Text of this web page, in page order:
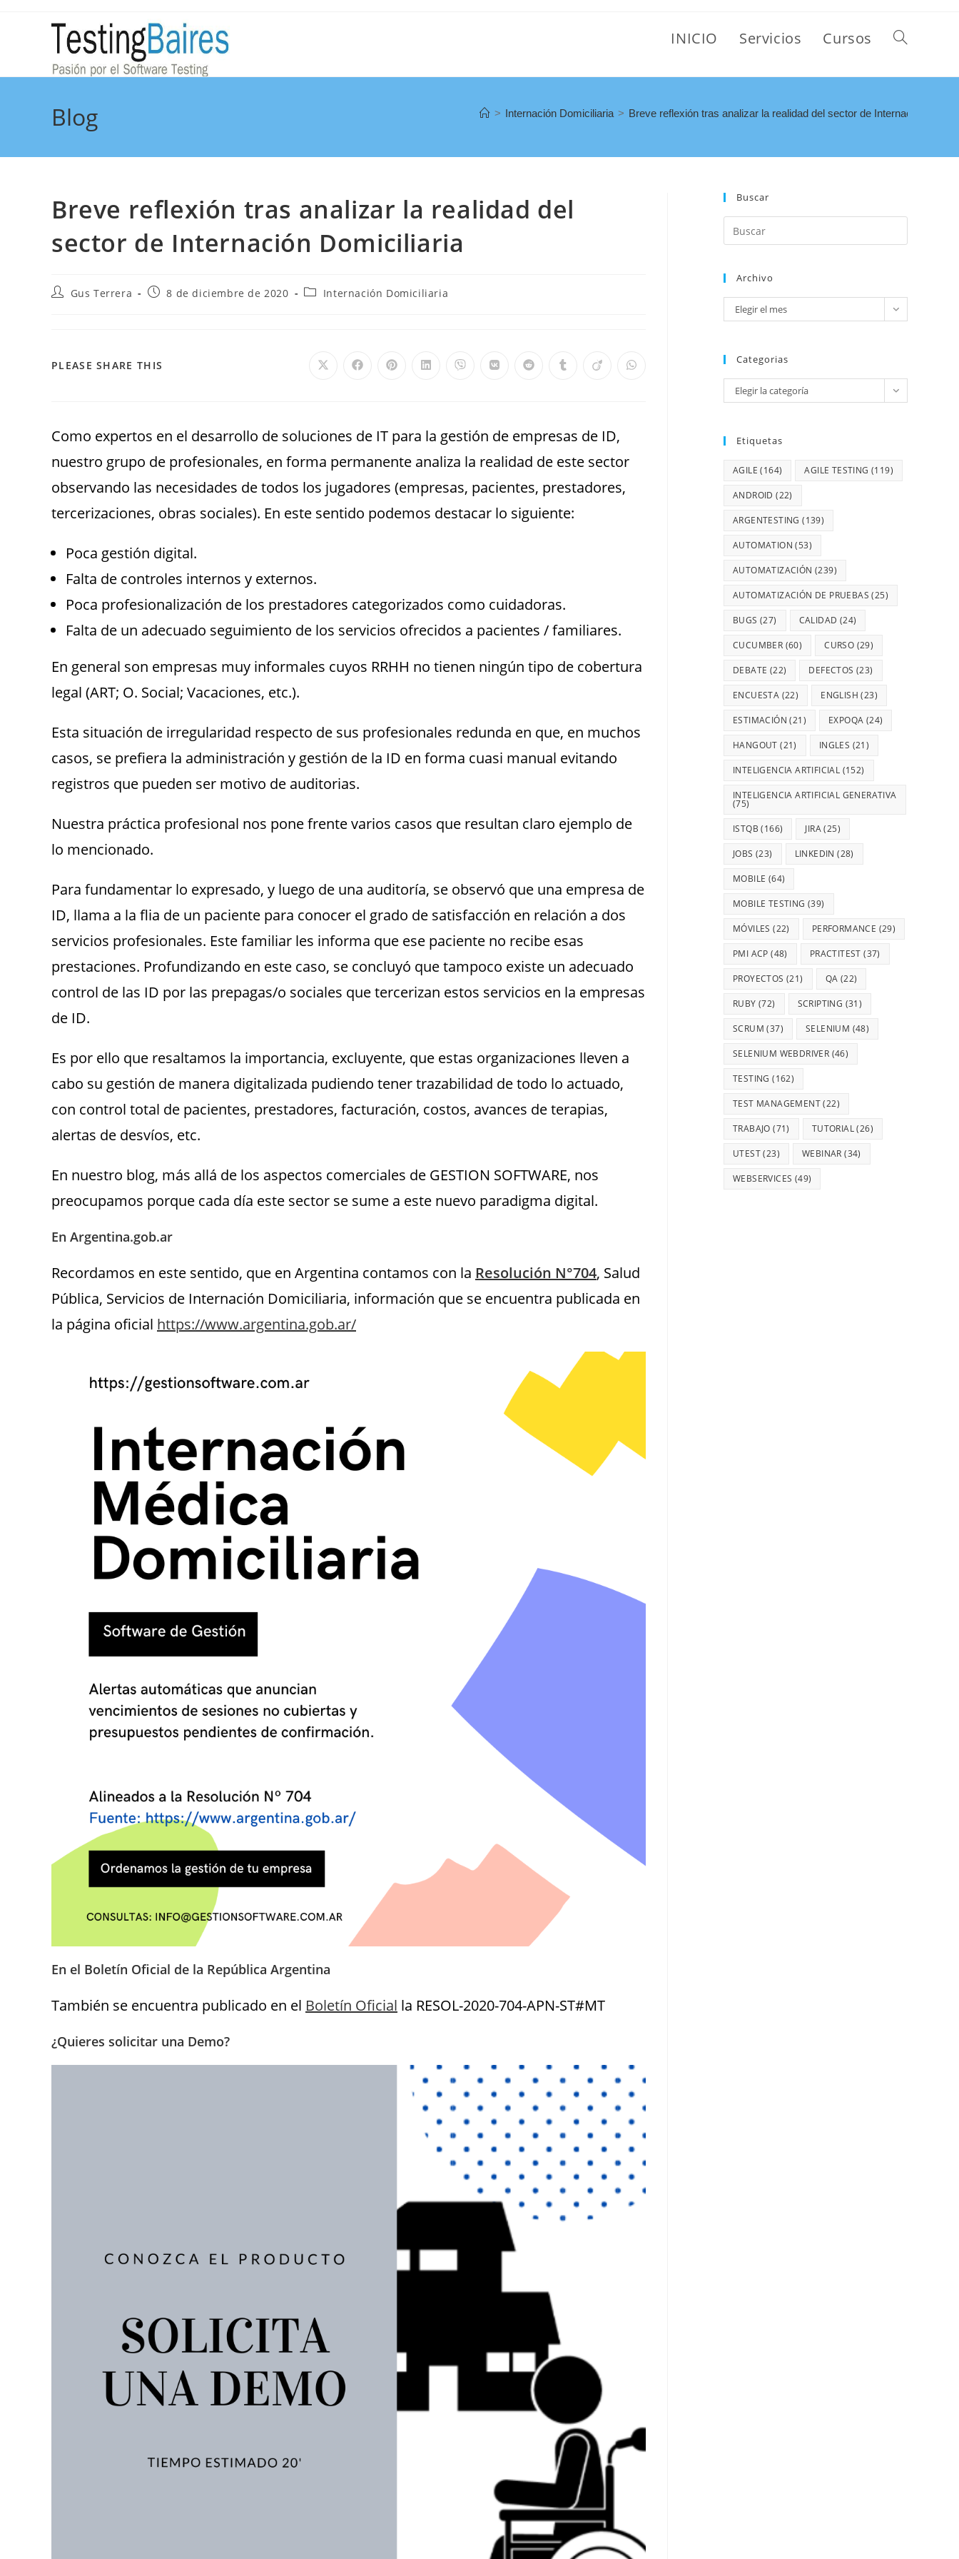
INICIO Servicios Cursos
Blog > Internación Domiciliaria > Breve reflexión tras analizar la realidad del sector de Internación
Breve reflexión tras analizar la realidad del
sector de Internación Domiciliaria
Gus Terrera 8 de diciembre de 2020 Internación Domiciliaria
PLEASE SHARE THIS
Como expertos en el desarrollo de soluciones de IT para la gestión de empresas de ID,
nuestro grupo de profesionales, en forma permanente analiza la realidad de este sector
observando las necesidades de todos los jugadores (empresas, pacientes, prestadores,
tercerizaciones, obras sociales). En este sentido podemos destacar lo siguiente:
Poca gestión digital.
Falta de controles internos y externos.
Poca profesionalización de los prestadores categorizados como cuidadoras.
Falta de un adecuado seguimiento de los servicios ofrecidos a pacientes / familiares.
En general son empresas muy informales cuyos RRHH no tienen ningún tipo de cobertura
legal (ART; O. Social; Vacaciones, etc.).
Esta situación de irregularidad respecto de sus profesionales redunda en que, en muchos
casos, se prefiera la administración y gestión de la ID en forma cuasi manual evitando
registros que pueden ser motivo de auditorias.
Nuestra práctica profesional nos pone frente varios casos que resultan claro ejemplo de
lo mencionado.
Para fundamentar lo expresado, y luego de una auditoría, se observó que una empresa de
ID, llama a la flia de un paciente para conocer el grado de satisfacción en relación a dos
servicios profesionales. Este familiar les informa que ese paciente no recibe esas
prestaciones. Profundizando en este caso, se concluyó que tampoco existe un adecuado
control de las ID por las prepagas/o sociales que tercerizan estos servicios en la empresas
de ID.
Es por ello que resaltamos la importancia, excluyente, que estas organizaciones lleven a
cabo su gestión de manera digitalizada pudiendo tener trazabilidad de todo lo actuado,
con control total de pacientes, prestadores, facturación, costos, avances de terapias,
alertas de desvíos, etc.
En nuestro blog, más allá de los aspectos comerciales de GESTION SOFTWARE, nos
preocupamos porque cada día este sector se sume a este nuevo paradigma digital.
En Argentina.gob.ar
Recordamos en este sentido, que en Argentina contamos con la Resolución N°704, Salud
Pública, Servicios de Internación Domiciliaria, información que se encuentra publicada en
la página oficial https://www.argentina.gob.ar/
En el Boletín Oficial de la República Argentina
También se encuentra publicado en el Boletín Oficial la RESOL-2020-704-APN-ST#MT
¿Quieres solicitar una Demo?
Buscar
Archivo
Elegir el mes
Categorias
Elegir la categoría
Etiquetas
AGILE (164) AGILE TESTING (119)
ANDROID (22)
ARGENTESTING (139)
AUTOMATION (53)
AUTOMATIZACIÓN (239)
AUTOMATIZACIÓN DE PRUEBAS (25)
BUGS (27) CALIDAD (24)
CUCUMBER (60) CURSO (29)
DEBATE (22) DEFECTOS (23)
ENCUESTA (22) ENGLISH (23)
ESTIMACIÓN (21) EXPOQA (24)
HANGOUT (21) INGLES (21)
INTELIGENCIA ARTIFICIAL (152)
INTELIGENCIA ARTIFICIAL GENERATIVA
(75)
ISTQB (166) JIRA(25)
JOBS (23) LINKEDIN (28)
MOBILE (64)
MOBILE TESTING (39)
MÓVILES (22) PERFORMANCE (29)
PMI ACP (48) PRACTITEST (37)
PROYECTOS (21) QA (22)
RUBY (72) SCRIPTING (31)
SCRUM (37) SELENIUM (48)
SELENIUM WEBDRIVER (46)
TESTING (162)
TEST MANAGEMENT(22)
TRABAJO (71) TUTORIAL(26)
UTEST(23) WEBINAR (34)
WEBSERVICES (49)